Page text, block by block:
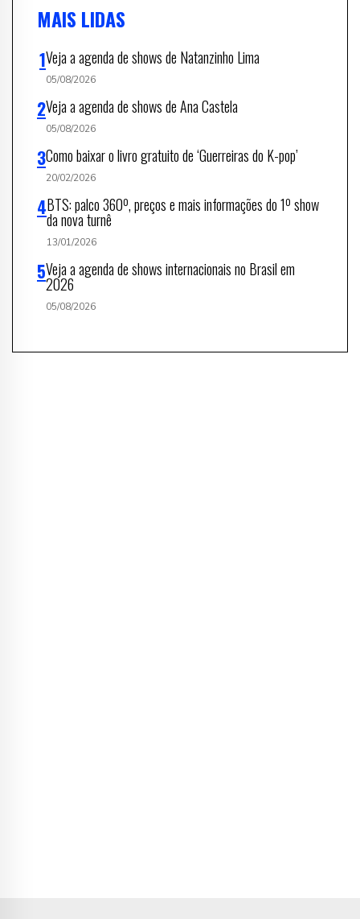
MAIS LIDAS
Veja a agenda de shows de Natanzinho Lima
05/08/2026
Veja a agenda de shows de Ana Castela
05/08/2026
Como baixar o livro gratuito de ‘Guerreiras do K-pop’
20/02/2026
BTS: palco 360º, preços e mais informações do 1º show
da nova turnê
13/01/2026
Veja a agenda de shows internacionais no Brasil em
2026
05/08/2026